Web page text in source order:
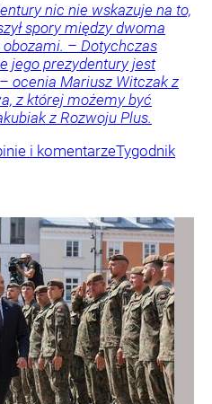
nic nie wskazuje na to,
spory między dwoma
– Dotychczas
jego prezydentury jest
ocenia Mariusz Witczak z
z której możemy być
z Rozwoju Plus.
i komentarzeTygodnik